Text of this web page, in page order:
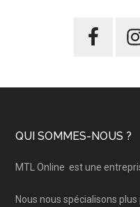
Footer
QUI SOMMES-NOUS ?
MTL Online est une
Nous nous spécialisons